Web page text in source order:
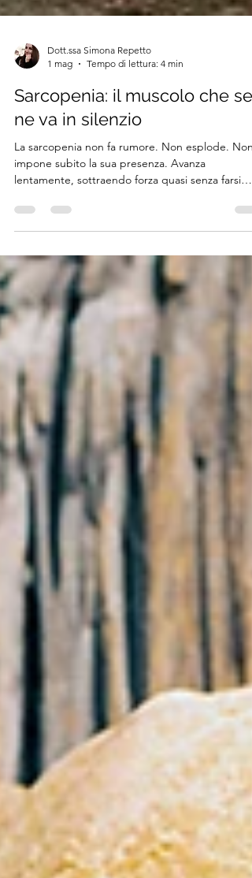
1 mag
Tempo di lettura: 4 min
Sarcopenia: il muscolo che se
ne va in silenzio
La sarcopenia non fa rumore. Non esplode. Non
lentamente, sottraendo forza quasi senza farsi
notare...